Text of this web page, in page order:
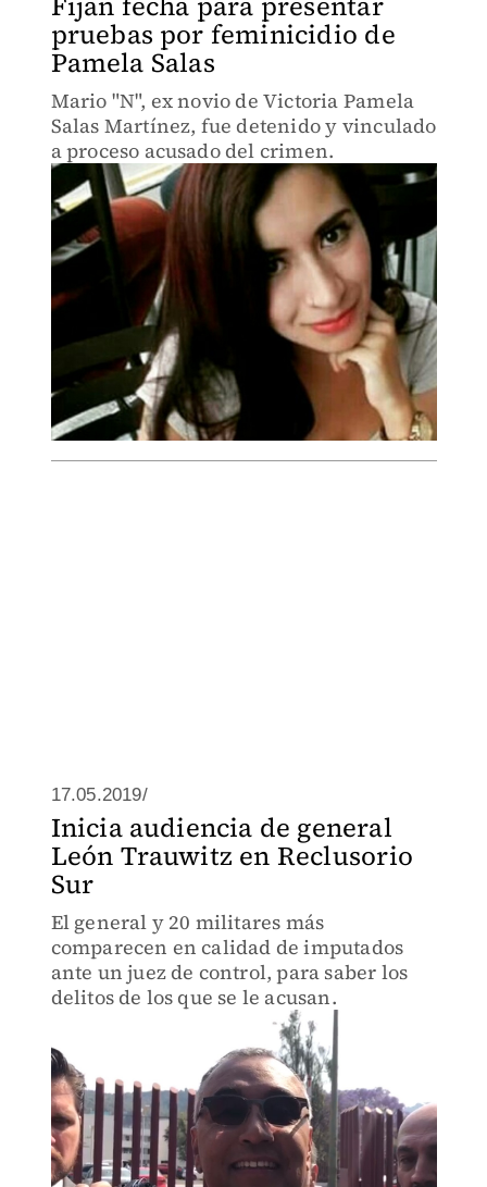
pruebas por feminicidio de
Pamela Salas
Mario "N", ex novio de Victoria Pamela
Salas Martínez, fue detenido y vinculado
a proceso acusado del crimen.
17.05.2019/
Inicia audiencia de general
León Trauwitz en Reclusorio
Sur
El general y 20 militares más
comparecen en calidad de imputados
ante un juez de control, para saber los
delitos de los que se le acusan.